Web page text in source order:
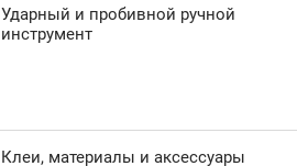
Ударный и пробивной ручной
инструмент
Клеи, материалы и аксессуары